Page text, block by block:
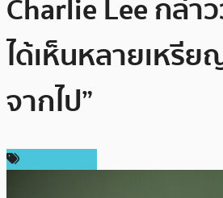
Charlie Lee กล่าว
ได้เห็นหลายเหรี
จากไป”